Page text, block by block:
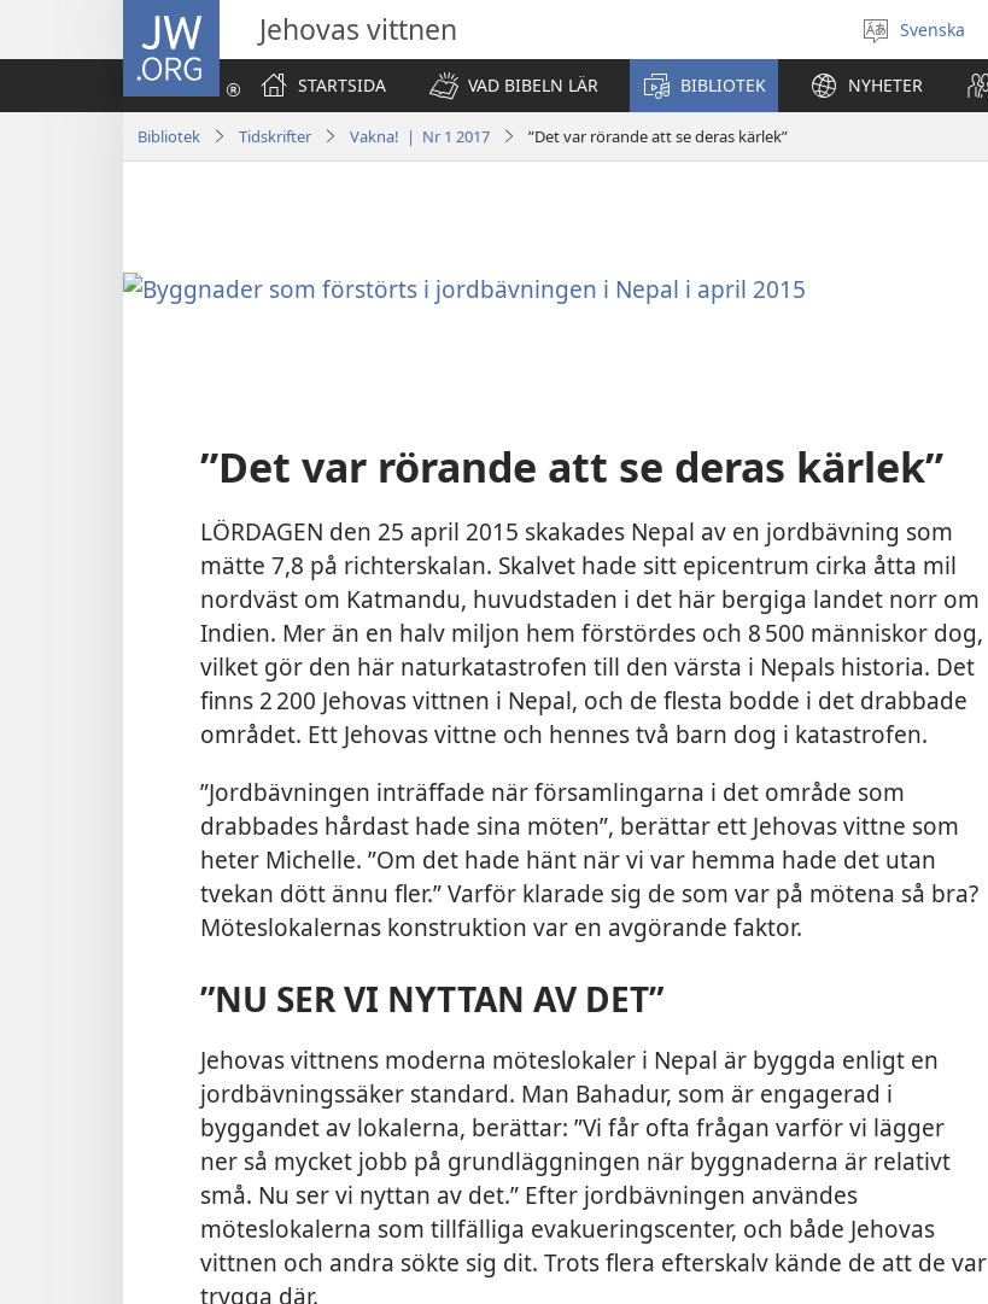
JW.ORG Jehovas vittnen
Välj
språk
Svenska
STARTSIDA
VAD BIBELN LÄR BIBLIOTEK NYHETER
Bibliotek Tidskrifter Vakna! | Nr 1 2017 ”Det var rörande att se deras kärlek”
”Det var rörande att se deras kärlek”
LÖRDAGEN den 25 april 2015 skakades Nepal av en jordbävning som
mätte 7,8 på richterskalan. Skalvet hade sitt epicentrum cirka åtta mil
nordväst om Katmandu, huvudstaden i det här bergiga landet norr om
Indien. Mer än en halv miljon hem förstördes och 8 500 människor dog,
vilket gör den här naturkatastrofen till den värsta i Nepals historia. Det
finns 2 200 Jehovas vittnen i Nepal, och de flesta bodde i det drabbade
området. Ett Jehovas vittne och hennes två barn dog i katastrofen.
”Jordbävningen inträffade när församlingarna i det område som
drabbades hårdast hade sina möten”, berättar ett Jehovas vittne som
heter Michelle. ”Om det hade hänt när vi var hemma hade det utan
tvekan dött ännu fler.” Varför klarade sig de som var på mötena så bra?
Möteslokalernas konstruktion var en avgörande faktor.
”NU SER VI NYTTAN AV DET”
Jehovas vittnens moderna möteslokaler i Nepal är byggda enligt en
jordbävningssäker standard. Man Bahadur, som är engagerad i
byggandet av lokalerna, berättar: ”Vi får ofta frågan varför vi lägger
ner så mycket jobb på grundläggningen när byggnaderna är relativt
små. Nu ser vi nyttan av det.” Efter jordbävningen användes
möteslokalerna som tillfälliga evakueringscenter, och både Jehovas
vittnen och andra sökte sig dit. Trots flera efterskalv kände de att de var
trygga där.